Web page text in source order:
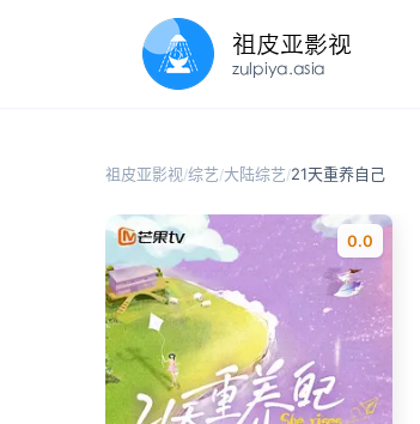
祖皮亚影视/综艺/大陆综艺/21天重养自己
0.0